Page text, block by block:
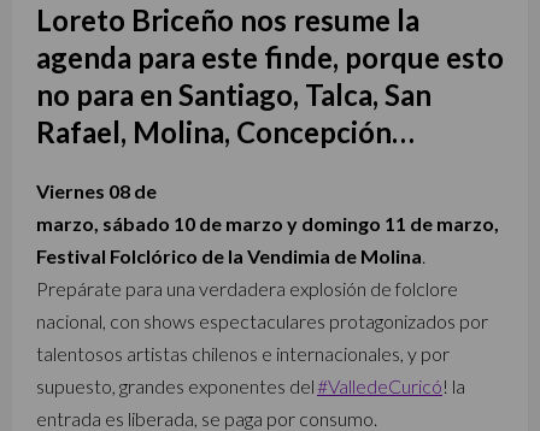
Loreto Briceño nos resume la
agenda para este finde, porque esto
no para en Santiago, Talca, San
Rafael, Molina, Concepción…
Viernes 08 de
marzo, sábado 10 de marzo y domingo 11 de marzo,
Festival Folclórico de la Vendimia de Molina
Prepárate para una verdadera explosión de folclore
nacional , con shows espectaculares protagonizados por
talentosos artistas chilenos e internacionales, y por
supuesto, grandes exponentes del #ValledeCuricó! la
entrada es liberada, se paga por consumo.